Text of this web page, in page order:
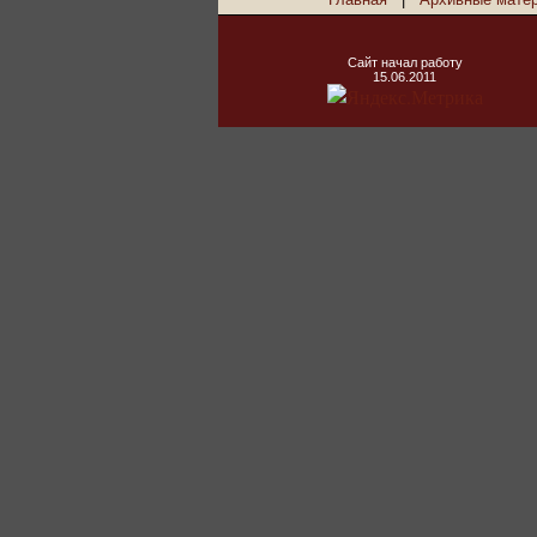
Сайт начал работу
15.06.2011